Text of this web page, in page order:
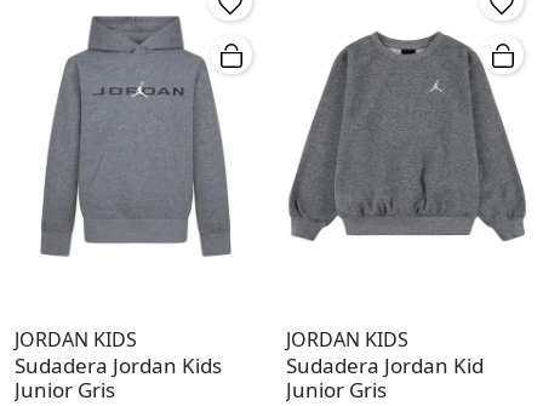
JORDAN KIDS
Sudadera Jordan Kids
Junior Gris
JORDAN KIDS
Sudadera Jordan Kid
Junior Gris